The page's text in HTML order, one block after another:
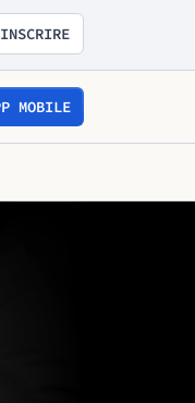
MOBILE